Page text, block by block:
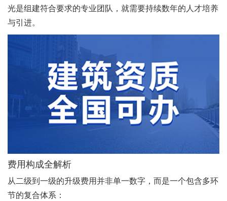
光是组建符合要求的专业团队，就需要持续数年的人才培养
与引进。
费用构成全解析
从二级到一级的升级费用并非单一数字，而是一个包含多环
节的复合体系：